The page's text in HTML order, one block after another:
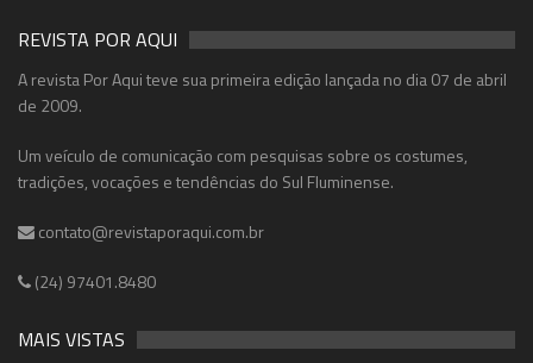
REVISTA POR AQUI
A revista Por Aqui teve sua primeira edição lançada no dia 07 de abril
de 2009.
Um veículo de comunicação com pesquisas sobre os costumes,
tradições, vocações e tendências do Sul Fluminense.
contato@revistaporaqui.com.br
(24) 97401.8480
MAIS VISTAS